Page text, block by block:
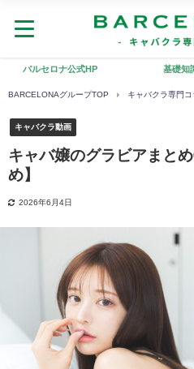
バルセロナ公式HP 基礎知
BARCELONAグループTOP キャバクラ専門コ
キャバクラ動画
キャバ嬢のグラビアまと
め】
2026年6月4日